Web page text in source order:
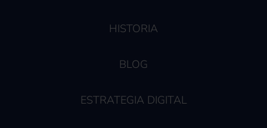
HISTORIA
BLOG
ESTRATEGIA DIGITAL